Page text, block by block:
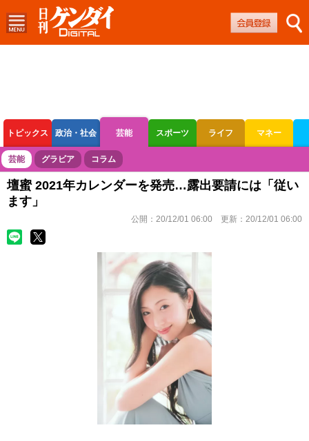
トピックス 政治・社会 芸能 スポーツ ライフ マネー
ボートレース 競輪 オートレース
芸能 グラビア コラム
壇蜜 2021年カレンダーを発売…露出要請には「従い
ます」
公開： 20/12/01 06:00 更新： 20/12/01 06:00